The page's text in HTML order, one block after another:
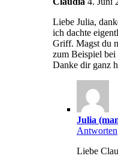
Liebe Julia,
ich dachte
Griff. Magst du
zum Beispiel bei
Danke dir ganz
Julia
Antworten
Liebe